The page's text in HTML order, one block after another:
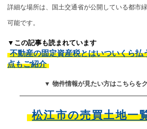
詳細な場所は、国土交通省が公開している都市
可能です。
▼この記事も読まれています
不動産の固定資産税とはいついくら払
点もご紹介
▼ 物件情報が見たい方はこちらを
松江市の売買土地一